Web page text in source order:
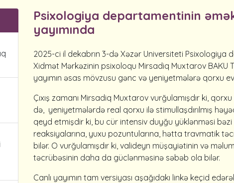
Psixologiya departamentinin
yayımında
2025-ci il dekabrın 3-də Xəzər Universiteti Psixologiya
Xidmət Mərkəzinin psixoloqu Mirsadiq Muxtarov BAKU
yayımın əsas mövzusu gənc və yeniyetmələrə qorxu
Çıxış zamanı Mirsadiq Muxtarov vurğulamışdır ki,
də, yeniyetmələrdə real qorxu ilə stimullaşdırılmış
qeyd etmişdir ki, bu cür intensiv duyğu yüklənməsi
reaksiyalarına, yuxu pozuntularına, hətta travmatik
bilər. O vurğulamışdır ki, valideyn müşayiətinin və
təcrübəsinin daha da güclənməsinə səbəb ola bilər.
Canlı yayımın tam versiyası aşağıdakı linkə keçid